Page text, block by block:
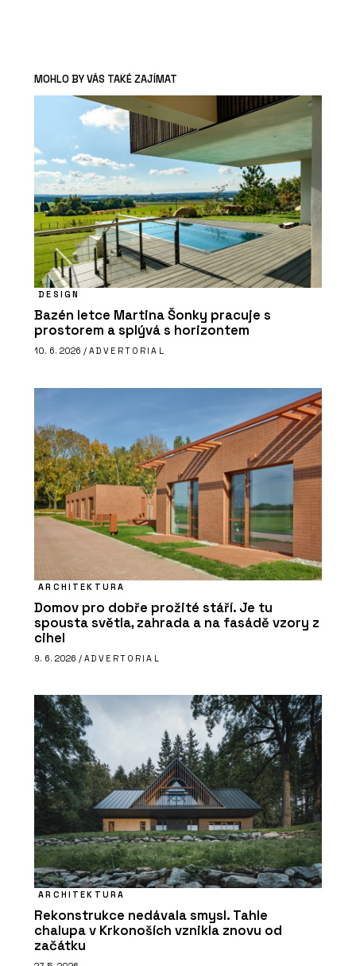
MOHLO BY VÁS TAKÉ ZAJÍMAT
DESIGN
Bazén letce Martina Šonky pracuje s
prostorem a splývá s horizontem
10. 6. 2026 / ADVERTORIAL
ARCHITEKTURA
Domov pro dobře prožité stáří. Je tu
spousta světla, zahrada a na fasádě vzory z
cihel
9. 6. 2026 / ADVERTORIAL
ARCHITEKTURA
Rekonstrukce nedávala smysl. Tahle
chalupa v Krkonoších vznikla znovu od
začátku